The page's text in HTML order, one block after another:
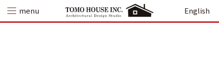
content
menu English